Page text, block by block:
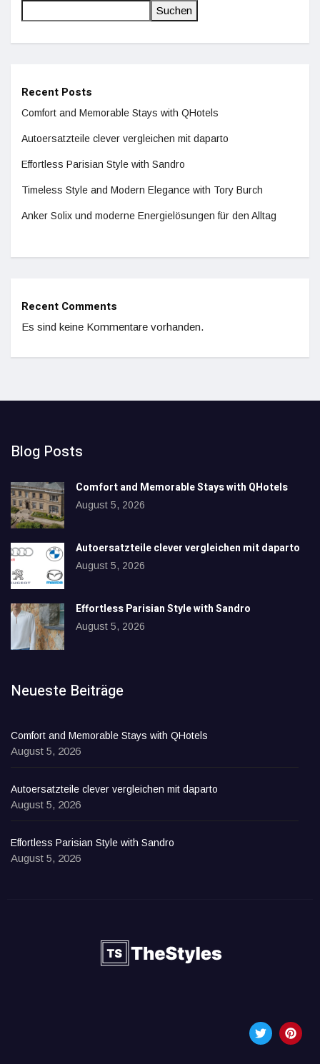
Suchen
Recent Posts
Comfort and Memorable Stays with QHotels
Autoersatzteile clever vergleichen mit daparto
Effortless Parisian Style with Sandro
Timeless Style and Modern Elegance with Tory Burch
Anker Solix und moderne Energielösungen für den Alltag
Recent Comments
Es sind keine Kommentare vorhanden.
Blog Posts
Comfort and Memorable Stays with QHotels
August 5, 2026
Autoersatzteile clever vergleichen mit daparto
August 5, 2026
Effortless Parisian Style with Sandro
August 5, 2026
Neueste Beiträge
Comfort and Memorable Stays with QHotels
August 5, 2026
Autoersatzteile clever vergleichen mit daparto
August 5, 2026
Effortless Parisian Style with Sandro
August 5, 2026